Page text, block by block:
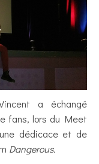
a échangé
fans, lors du Meet
dédicace et de
Dangerous.